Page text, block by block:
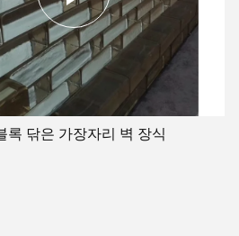
록 닦은 가장자리 벽 장식